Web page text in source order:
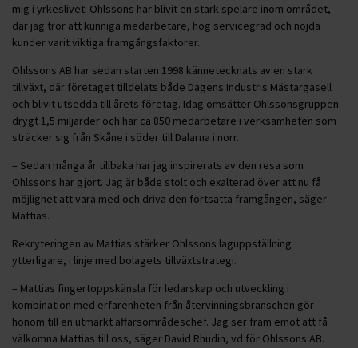
mig i yrkeslivet. Ohlssons har blivit en stark spelare inom området,
där jag tror att kunniga medarbetare, hög servicegrad och nöjda
kunder varit viktiga framgångsfaktorer.
Ohlssons AB har sedan starten 1998 kännetecknats av en stark
tillväxt, där företaget tilldelats både Dagens Industris Mästargasell
och blivit utsedda till årets företag. Idag omsätter Ohlssonsgruppen
drygt 1,5 miljarder och har ca 850 medarbetare i verksamheten som
sträcker sig från Skåne i söder till Dalarna i norr.
– Sedan många år tillbaka har jag inspirerats av den resa som
Ohlssons har gjort. Jag är både stolt och exalterad över att nu få
möjlighet att vara med och driva den fortsatta framgången, säger
Mattias.
Rekryteringen av Mattias stärker Ohlssons laguppställning
ytterligare, i linje med bolagets tillväxtstrategi.
– Mattias fingertoppskänsla för ledarskap och utveckling i
kombination med erfarenheten från återvinningsbranschen gör
honom till en utmärkt affärsområdeschef. Jag ser fram emot att få
välkomna Mattias till oss, säger David Rhudin, vd för Ohlssons AB.